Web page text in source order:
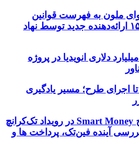
ملون به فهرست قوانین
MiCA؛ افزودن ۱۵ ارائه‌دهنده جدید توسط نهاد
سرمایه‌گذاری ۱ میلیارد دلاری انویدیا در پروژه
تا اجرای طرح؛ مسیر یادگیری
رونمایی از استیج Smart Money در رویداد تک‌کرانچ
۲۰۲۶؛ بررسی آینده فین‌تک، پرداخت‌ ها و